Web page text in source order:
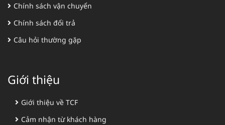
Chính sách vận chuyển
Chính sách đổi trả
Câu hỏi thường gặp
Giới thiệu
Giới thiệu về TCF
Cảm nhận từ khách hàng